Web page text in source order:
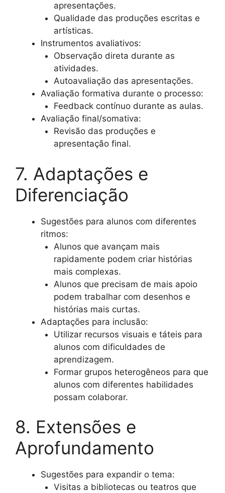
apresentações.
Qualidade das produções escritas e
artísticas.
Instrumentos avaliativos:
Observação direta durante as
atividades.
Autoavaliação das apresentações.
Avaliação formativa durante o processo:
Feedback contínuo durante as aulas.
Avaliação final/somativa:
Revisão das produções e
apresentação final.
7. Adaptações e
Diferenciação
Sugestões para alunos com diferentes
ritmos:
Alunos que avançam mais
rapidamente podem criar histórias
mais complexas.
Alunos que precisam de mais apoio
podem trabalhar com desenhos e
histórias mais curtas.
Adaptações para inclusão:
Utilizar recursos visuais e táteis para
alunos com dificuldades de
aprendizagem.
Formar grupos heterogêneos para que
alunos com diferentes habilidades
possam colaborar.
8. Extensões e
Aprofundamento
Sugestões para expandir o tema:
Visitas a bibliotecas ou teatros que